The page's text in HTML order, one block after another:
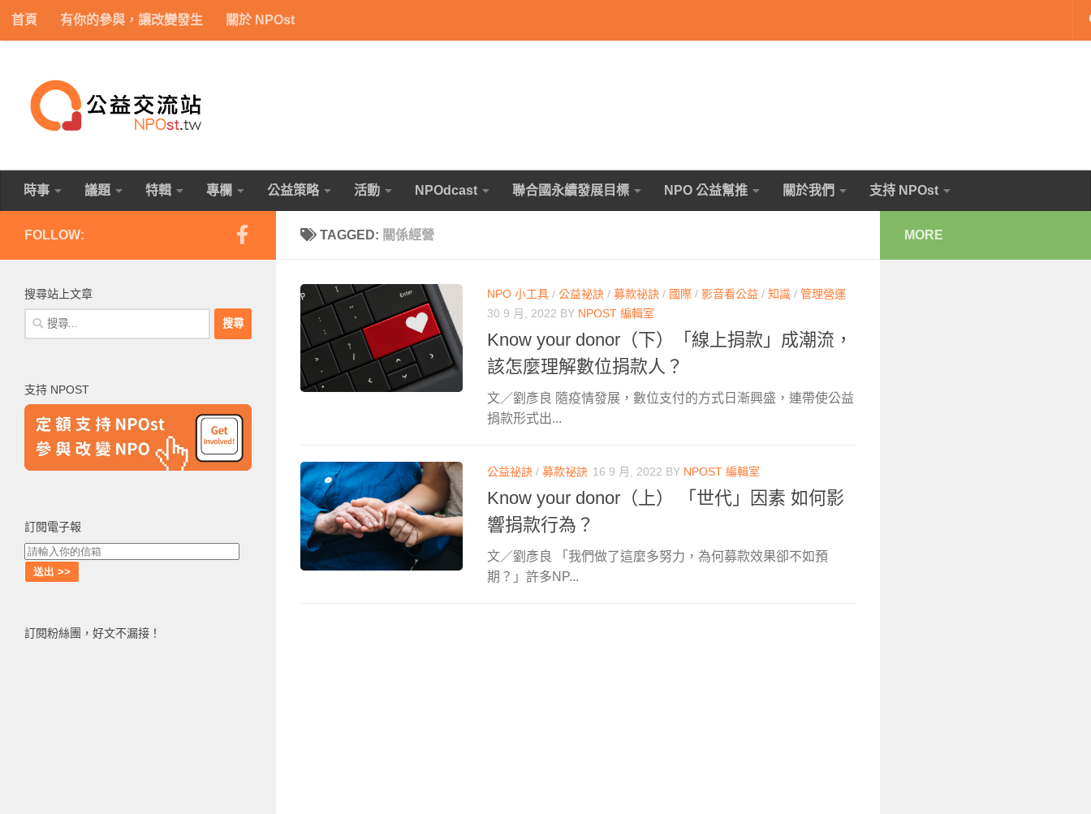
Skip to content
首頁 有你的參與，讓改變發生 關於 NPOst
時事 議題 特輯 專欄 公益策略 活動 NPOdcast 聯合國永續發展目標 NPO 公益幫推 關於我們 支持 NPOst
TAGGED: 關係經營
NPO 小工具 / 公益祕訣 / 募款祕訣 / 國際 / 影音看公益 / 知識 / 管理營運
30 9 月, 2022 BY NPOST 編輯室
Know your donor（下）「線上捐款」成潮流，
該怎麼理解數位捐款人？
文／劉彥良 隨疫情發展，數位支付的方式日漸興盛，連帶使公益
捐款形式出...
公益祕訣 / 募款祕訣 16 9 月, 2022 BY NPOST 編輯室
Know your donor（上） 「世代」因素 如何影
響捐款行為？
文／劉彥良 「我們做了這麼多努力，為何募款效果卻不如預
期？」許多NP...
FOLLOW:
搜尋站上文章
搜
尋
字:
支持 NPOST
訂閱電子報
訂閱粉絲團，好文不漏接！
MORE